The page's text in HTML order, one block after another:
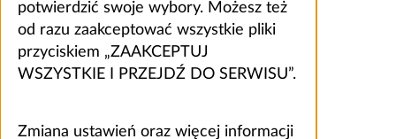
potwierdzić swoje wybory. Możesz też
od razu zaakceptować wszystkie pliki
przyciskiem „ZAAKCEPTUJ
WSZYSTKIE I PRZEJDŹ DO SERWISU”.
Zmiana ustawień oraz więcej informacji